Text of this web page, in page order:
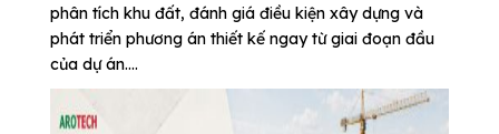
phân tích khu đất, đánh giá điều kiện xây dựng và
phát triển phương án thiết kế ngay từ giai đoạn đầu
của dự án....